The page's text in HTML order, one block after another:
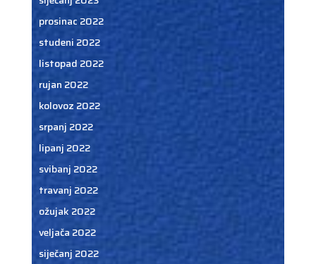
prosinac 2022
studeni 2022
listopad 2022
rujan 2022
kolovoz 2022
srpanj 2022
lipanj 2022
svibanj 2022
travanj 2022
ožujak 2022
veljača 2022
siječanj 2022